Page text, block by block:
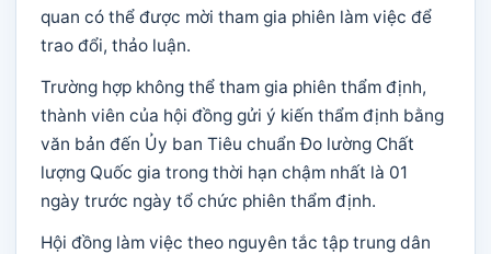
quan có thể được mời tham gia phiên làm việc để
trao đổi, thảo luận.
Trường hợp không thể tham gia phiên thẩm định,
thành viên của hội đồng gửi ý kiến thẩm định bằng
văn bản đến Ủy ban Tiêu chuẩn Đo lường Chất
lượng Quốc gia trong thời hạn chậm nhất là 01
ngày trước ngày tổ chức phiên thẩm định.
Hội đồng làm việc theo nguyên tắc tập trung dân